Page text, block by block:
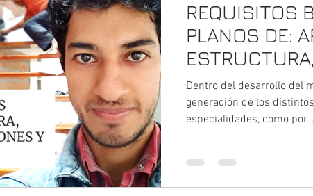
REQUISITOS
PLANOS DE:
Y
Dentro del desarrollo del
generación de los
especialidades, como por...